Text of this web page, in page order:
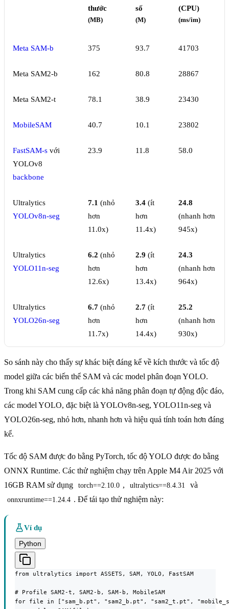
thước
(MB)
số
(M)
(CPU)
(ms/im)
Meta SAM-b 375 93.7 41703
Meta SAM2-b 162 80.8 28867
Meta SAM2-t 78.1 38.9 23430
MobileSAM 40.7 10.1 23802
FastSAM-s với
YOLOv8
backbone
23.9 11.8 58.0
Ultralytics
YOLOv8n-seg
7.1 (nhỏ
hơn
11.0x)
3.4 (ít
hơn
11.4x)
24.8
(nhanh hơn
945x)
Ultralytics
YOLO11n-seg
6.2 (nhỏ
hơn
12.6x)
2.9 (ít
hơn
13.4x)
24.3
(nhanh hơn
964x)
Ultralytics
YOLO26n-seg
6.7 (nhỏ
hơn
11.7x)
2.7 (ít
hơn
14.4x)
25.2
(nhanh hơn
930x)
So sánh này cho thấy sự khác biệt đáng kể về kích thước và tốc độ
model giữa các biến thể SAM và các model phân đoạn YOLO.
Trong khi SAM cung cấp các khả năng phân đoạn tự động độc đáo,
các model YOLO, đặc biệt là YOLOv8n-seg, YOLO11n-seg và
YOLO26n-seg, nhỏ hơn, nhanh hơn và hiệu quả tính toán hơn đáng
kể.
Tốc độ SAM được đo bằng PyTorch, tốc độ YOLO được đo bằng
ONNX Runtime. Các thử nghiệm chạy trên Apple M4 Air 2025 với
16GB RAM sử dụng
torch==2.10.0 , ultralytics==8.4.31 và
onnxruntime==1.24.4 . Để tái tạo thử nghiệm này:
Ví dụ
Python
from ultralytics import ASSETS, SAM, YOLO, FastSAM
# Profile SAM2-t, SAM2-b, SAM-b, MobileSAM
for file in ["sam_b.pt", "sam2_b.pt", "sam2_t.pt",